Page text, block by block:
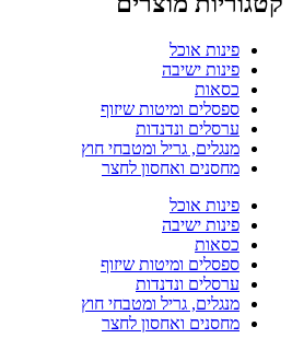
פינות אוכל
פינות ישיבה
כסאות
ספסלים ומיטות שיזוף
ערסלים ונדנדות
מנגלים, גריל ומטבחי חוץ
מחסנים ואחסון לחצר
פינות אוכל
פינות ישיבה
כסאות
ספסלים ומיטות שיזוף
ערסלים ונדנדות
מנגלים, גריל ומטבחי חוץ
מחסנים ואחסון לחצר